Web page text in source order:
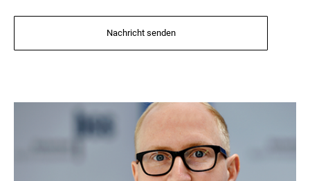
Nachricht senden